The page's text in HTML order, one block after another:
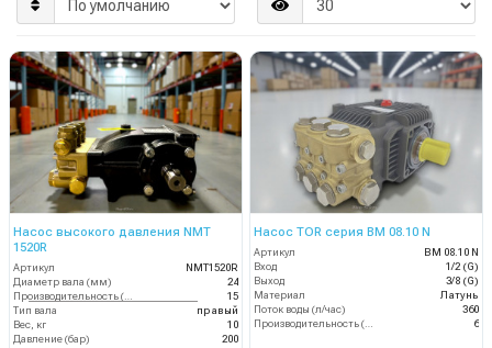
Насос высокого давления NMT
1520R
Артикул
NMT1520R
Диаметр вала (мм)
24
15
Тип вала
правый
Вес, кг
10
Давление (бар)
200
Насос TOR серия BM 08.10 N
Артикул
BM 08.10 N
Вход
1/2 (G)
Выход
3/8 (G)
Материал
Латунь
Поток воды (л/час)
360
6